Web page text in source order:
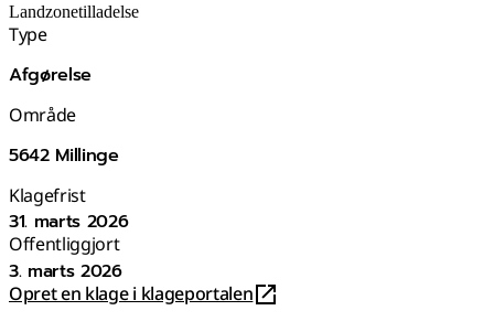
Landzonetilladelse
Type
Afgørelse
Område
5642 Millinge
Klagefrist
31. marts 2026
Offentliggjort
3. marts 2026
Opret en klage i klageportalen